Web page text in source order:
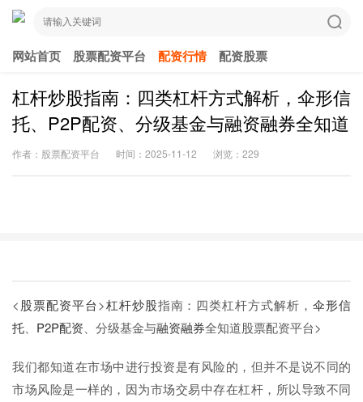
网站首页 股票配资平台 配资行情 配资股票
杠杆炒股指南：四类杠杆方式解析，伞形信
托、P2P配资、分级基金与融资融券全知道
作者：股票配资平台 时间：2025-11-12 浏览：229
< 股票配资平台>杠杆炒股指南：四类杠杆方式解析，伞形信
托
P2P配资 、分级基金与融资融券全知道股票配资平台>
我们都知道在市场中进行投资是有风险的，但并不是说不同的
市场风险是一样的，因为市场交易中存在杠杆，所以导致不同